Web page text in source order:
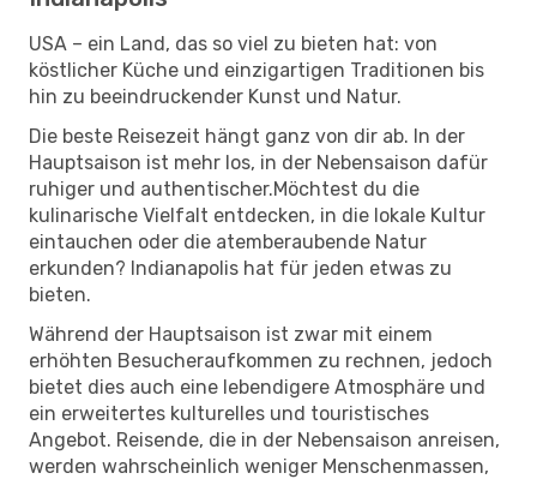
USA – ein Land, das so viel zu bieten hat: von
köstlicher Küche und einzigartigen Traditionen bis
hin zu beeindruckender Kunst und Natur.
Die beste Reisezeit hängt ganz von dir ab. In der
Hauptsaison ist mehr los, in der Nebensaison dafür
ruhiger und authentischer.Möchtest du die
kulinarische Vielfalt entdecken, in die lokale Kultur
eintauchen oder die atemberaubende Natur
erkunden? Indianapolis hat für jeden etwas zu
bieten.
Während der Hauptsaison ist zwar mit einem
erhöhten Besucheraufkommen zu rechnen, jedoch
bietet dies auch eine lebendigere Atmosphäre und
ein erweitertes kulturelles und touristisches
Angebot. Reisende, die in der Nebensaison anreisen,
werden wahrscheinlich weniger Menschenmassen,